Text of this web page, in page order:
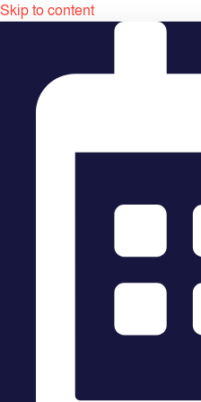
Skip to content